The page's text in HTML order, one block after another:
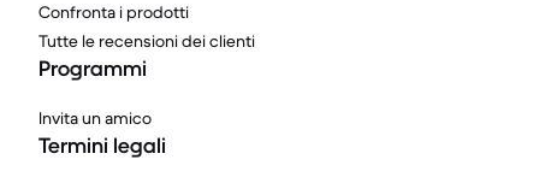
Confronta i prodotti
Tutte le recensioni dei clienti
Programmi
Invita un amico
Termini legali